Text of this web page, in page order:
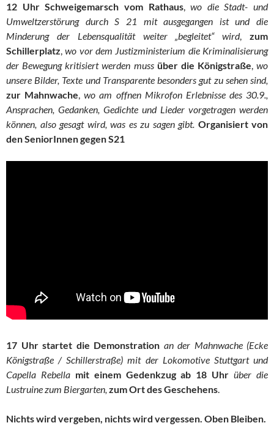
12 Uhr Schweigemarsch vom Rathaus,wo die Stadt- und
Umweltzerstörung durch S 21 mit ausgegangen ist und die
Minderung der Lebensqualität weiter „begleitet“ wird,zum
Schillerplatz,wo vor dem Justizministerium die Kriminalisierung
der Bewegung kritisiert werden muss über die Königstraße, wo
unsere Bilder, Texte und Transparente besonders gut zu sehen sind,
zur Mahnwache,wo am offnen Mikrofon Erlebnisse des 30.9.,
Ansprachen, Gedanken, Gedichte und Lieder vorgetragen werden
können, also gesagt wird, was es zu sagen gibt. Organisiert von
den SeniorInnen gegen S21
17 Uhr startet die Demonstration an der Mahnwache (Ecke
Königstraße / Schillerstraße) mit der Lokomotive Stuttgart und
Capella Rebella mit einem Gedenkzug ab 18 Uhrüber die
Lustruine zum Biergarten, zum Ort des Geschehens.
Nichts wird vergeben, nichts wird vergessen. Oben Bleiben.